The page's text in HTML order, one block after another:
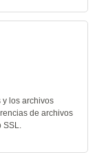
y los archivos
de archivos
SSL.